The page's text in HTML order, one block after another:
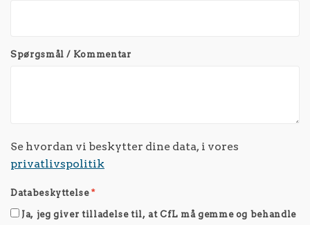
Spørgsmål / Kommentar
Se hvordan vi beskytter dine data, i vores
privatlivspolitik
Databeskyttelse*
Ja, jeg giver tilladelse til, at CfL må gemme og behandle